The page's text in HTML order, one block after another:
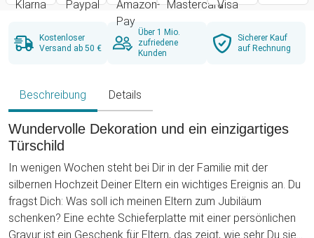
Kostenloser
Versand ab 50 €
Über 1 Mio.
zufriedene
Kunden
Sicherer Kauf
auf Rechnung
Beschreibung Details
Wundervolle Dekoration und ein einzigartiges
Türschild
In wenigen Wochen steht bei Dir in der Familie mit der
silbernen Hochzeit Deiner Eltern ein wichtiges Ereignis an. Du
fragst Dich: Was soll ich meinen Eltern zum Jubiläum
schenken? Eine echte Schieferplatte mit einer persönlichen
Gravur ist ein Geschenk für Eltern, das zeigt, wie sehr Du sie